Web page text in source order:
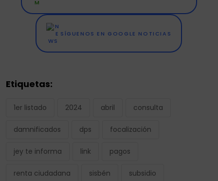
SÍGUENOS EN GOOGLE NOTICIAS
Etiquetas:
1er listado 2024 abril consulta
damnificados dps focalización
jey te informa link pagos
renta ciudadana sisbén subsidio